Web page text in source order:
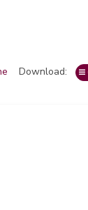
Download: